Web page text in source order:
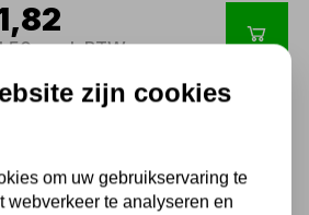
excl. BTW
zijn cookies
om uw gebruikservaring te
webverkeer te analyseren en